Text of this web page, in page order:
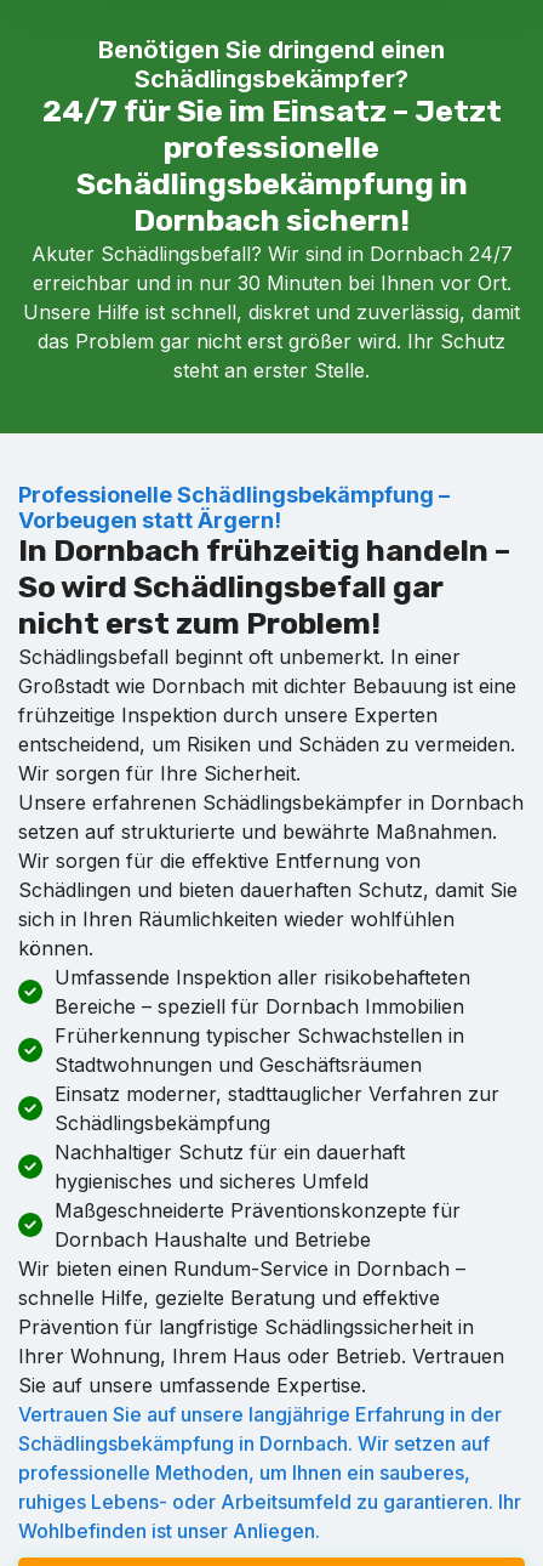
Benötigen Sie dringend einen
Schädlingsbekämpfer?
24/7 für Sie im Einsatz – Jetzt
professionelle
Schädlingsbekämpfung in
Dornbach sichern!
Akuter Schädlingsbefall? Wir sind in Dornbach 24/7
erreichbar und in nur 30 Minuten bei Ihnen vor Ort.
Unsere Hilfe ist schnell, diskret und zuverlässig, damit
das Problem gar nicht erst größer wird. Ihr Schutz
steht an erster Stelle.
Professionelle Schädlingsbekämpfung –
Vorbeugen statt Ärgern!
In Dornbach frühzeitig handeln –
So wird Schädlingsbefall gar
nicht erst zum Problem!
Schädlingsbefall beginnt oft unbemerkt. In einer
Großstadt wie Dornbach mit dichter Bebauung ist eine
frühzeitige Inspektion durch unsere Experten
entscheidend, um Risiken und Schäden zu vermeiden.
Wir sorgen für Ihre Sicherheit.
Unsere erfahrenen Schädlingsbekämpfer in Dornbach
setzen auf strukturierte und bewährte Maßnahmen.
Wir sorgen für die effektive Entfernung von
Schädlingen und bieten dauerhaften Schutz, damit Sie
sich in Ihren Räumlichkeiten wieder wohlfühlen
können.
Umfassende Inspektion aller risikobehafteten
Bereiche – speziell für Dornbach Immobilien
Früherkennung typischer Schwachstellen in
Stadtwohnungen und Geschäftsräumen
Einsatz moderner, stadttauglicher Verfahren zur
Schädlingsbekämpfung
Nachhaltiger Schutz für ein dauerhaft
hygienisches und sicheres Umfeld
Maßgeschneiderte Präventionskonzepte für
Dornbach Haushalte und Betriebe
Wir bieten einen Rundum-Service in Dornbach –
schnelle Hilfe, gezielte Beratung und effektive
Prävention für langfristige Schädlingssicherheit in
Ihrer Wohnung, Ihrem Haus oder Betrieb. Vertrauen
Sie auf unsere umfassende Expertise.
Vertrauen Sie auf unsere langjährige Erfahrung in der
Schädlingsbekämpfung in Dornbach. Wir setzen auf
professionelle Methoden, um Ihnen ein sauberes,
ruhiges Lebens- oder Arbeitsumfeld zu garantieren. Ihr
Wohlbefinden ist unser Anliegen.